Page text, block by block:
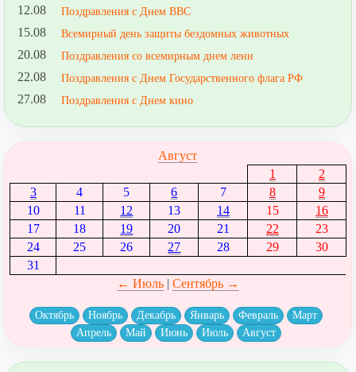
12.08 Поздравления с Днем ВВС
15.08 Всемирный день защиты бездомных животных
20.08 Поздравления со всемирным днем лени
22.08 Поздравления с Днем Государственного флага РФ
27.08 Поздравления с Днем кино
Август
1
2
3
4 5 6 7 8
9
10
11 12 13 14 15
16
17
18 19 20 21 22
23
24
25 26 27 28 29
30
31
← Июль| Сентябрь →
Октябрь Ноябрь Декабрь Январь Февраль
Март
Апрель
Май Июнь Июль Август